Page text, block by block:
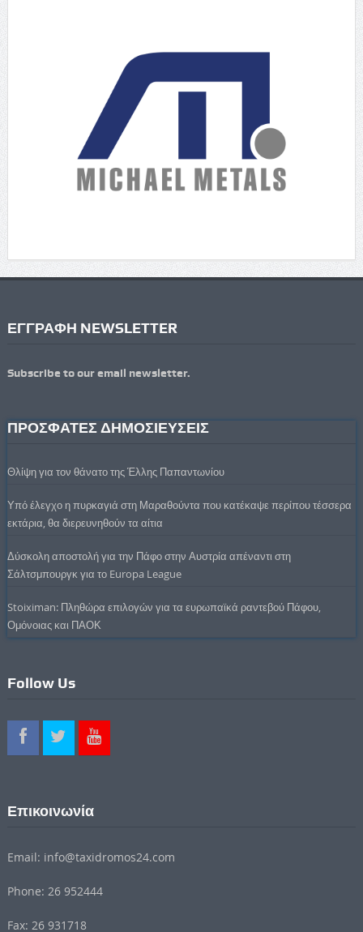
ΕΓΓΡΑΦΗ NEWSLETTER
Subscribe to our email newsletter.
ΠΡΟΣΦΑΤΕΣ ΔΗΜΟΣΙΕΥΣΕΙΣ
Θλίψη για τον θάνατο της Έλλης Παπαντωνίου
Υπό έλεγχο η πυρκαγιά στη Μαραθούντα που κατέκαψε περίπου τέσσερα
εκτάρια, θα διερευνηθούν τα αίτια
Δύσκολη αποστολή για την Πάφο στην Αυστρία απέναντι στη
Σάλτσμπουργκ για το Europa League
Stoiximan: Πληθώρα επιλογών για τα ευρωπαϊκά ραντεβού Πάφου,
Ομόνοιας και ΠΑΟΚ
Follow Us
Επικοινωνία
Email: info@taxidromos24.com
Phone: 26 952444
Fax: 26 931718